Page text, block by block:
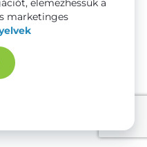
elemezhessük a
marketinges